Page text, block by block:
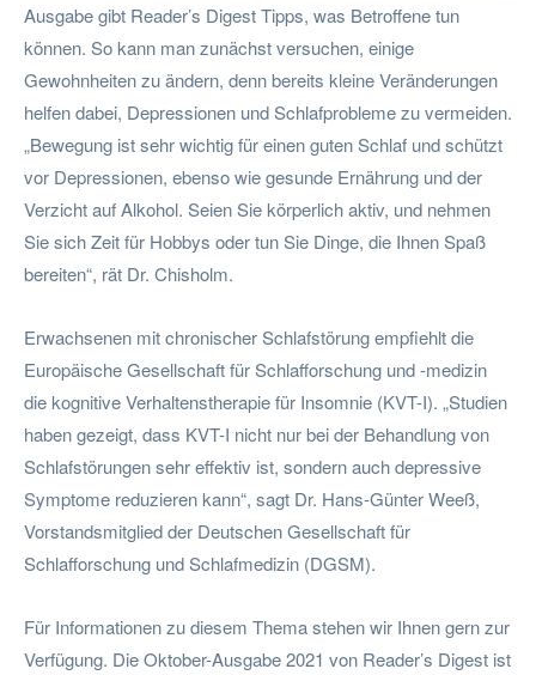
Ausgabe gibt Reader’s Digest Tipps, was Betroffene tun
können. So kann man zunächst versuchen, einige
Gewohnheiten zu ändern, denn bereits kleine Veränderungen
helfen dabei, Depressionen und Schlafprobleme zu vermeiden.
„Bewegung ist sehr wichtig für einen guten Schlaf und schützt
vor Depressionen, ebenso wie gesunde Ernährung und der
Verzicht auf Alkohol. Seien Sie körperlich aktiv, und nehmen
Sie sich Zeit für Hobbys oder tun Sie Dinge, die Ihnen Spaß
bereiten“, rät Dr. Chisholm.
Erwachsenen mit chronischer Schlafstörung empfiehlt die
Europäische Gesellschaft für Schlafforschung und -medizin
die kognitive Verhaltenstherapie für Insomnie (KVT-I). „Studien
haben gezeigt, dass KVT-I nicht nur bei der Behandlung von
Schlafstörungen sehr effektiv ist, sondern auch depressive
Symptome reduzieren kann“, sagt Dr. Hans-Günter Weeß,
Vorstandsmitglied der Deutschen Gesellschaft für
Schlafforschung und Schlafmedizin (DGSM).
Für Informationen zu diesem Thema stehen wir Ihnen gern zur
Verfügung. Die Oktober-Ausgabe 2021 von Reader’s Digest ist